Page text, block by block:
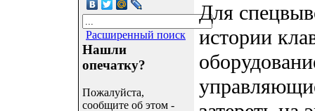
Расширенный поиск
Нашли
опечатку?
Пожалуйста,
сообщите об этом -
Для
истории